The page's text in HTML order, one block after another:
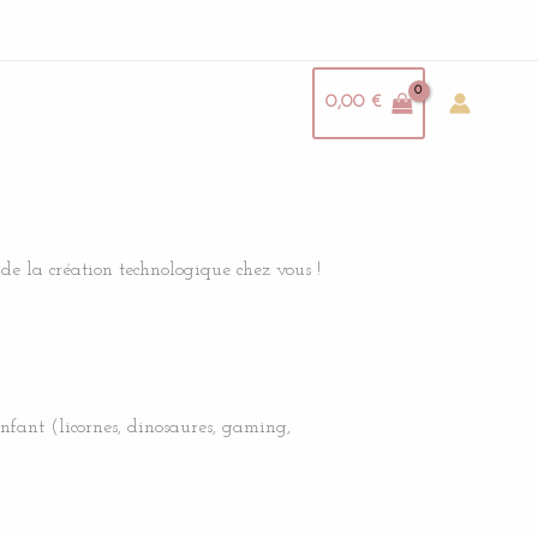
0,00 €
la création technologique chez vous !
(licornes, dinosaures, gaming,